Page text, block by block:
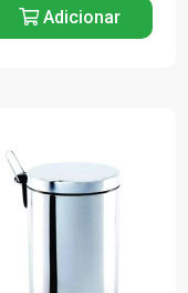
Adicionar